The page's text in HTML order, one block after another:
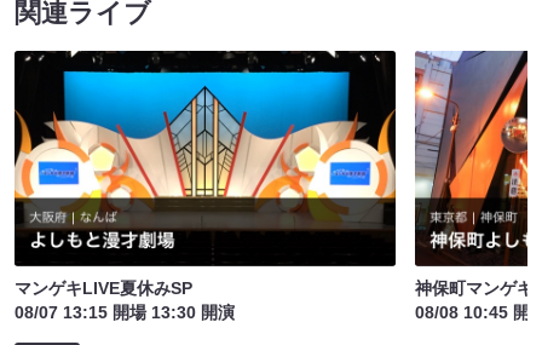
関連ライブ
マンゲキLIVE夏休みSP
08/07 13:15 開場 13:30 開演
神保町マンゲキ
08/08 10:45 開